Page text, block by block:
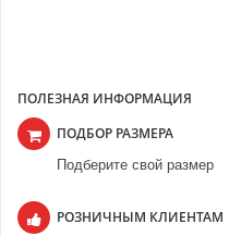
ПОЛЕЗНАЯ ИНФОРМАЦИЯ
ПОДБОР РАЗМЕРА
Подберите свой размер
РОЗНИЧНЫМ КЛИЕНТАМ